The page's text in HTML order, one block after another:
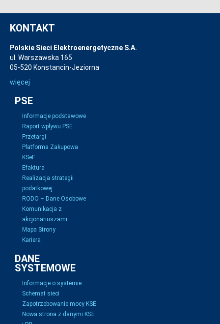
KONTAKT
Polskie Sieci Elektroenergetyczne S.A.
ul. Warszawska 165
05-520 Konstancin-Jeziorna
więcej
PSE
Informacje podstawowe
Raport wpływu PSE
Przetargi
Platforma Zakupowa
KSeF
Efaktura
Realizacja strategii
podatkowej
RODO – Dane Osobowe
Komunikacja z
akcjonariuszami
Mapa Strony
Kariera
DANE
SYSTEMOWE
Informacje o systemie
Schemat sieci
Zapotrzebowanie mocy KSE
Nowa strona z danymi KSE